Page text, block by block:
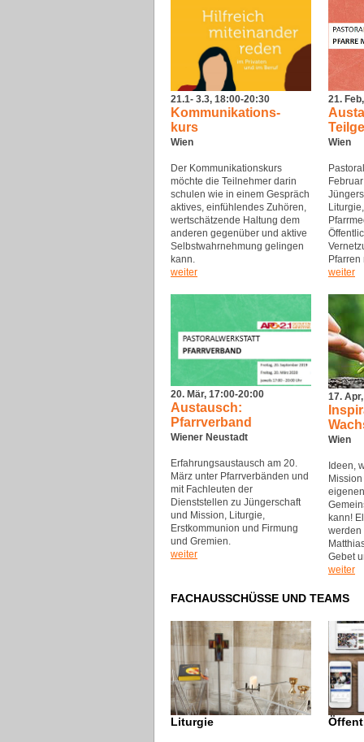
21.1- 3.3, 18:00-20:30
Kommunikations-
kurs
Wien
Der Kommunikationskurs
möchte die Teilnehmer darin
schulen wie in einem Gespräch
aktives, einfühlendes Zuhören,
wertschätzende Haltung dem
anderen gegenüber und aktive
Selbstwahrnehmung gelingen
kann.
weiter
21.
Wien
Pfarren
weiter
20. Mär, 17:00-20:00
Austausch:
Pfarrverband
Wiener Neustadt
Erfahrungsaustausch am 20.
März unter Pfarrverbänden und
mit Fachleuten der
Dienststellen zu Jüngerschaft
und Mission, Liturgie,
Erstkommunion und Firmung
und Gremien.
weiter
17.
Wien
Ideen,
kann!
werden
Gebet
weiter
FACHAUSSCHÜSSE UND TEAMS
Liturgie